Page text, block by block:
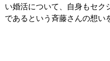
い婚活について、自身もセク
であるという斉藤さんの想い